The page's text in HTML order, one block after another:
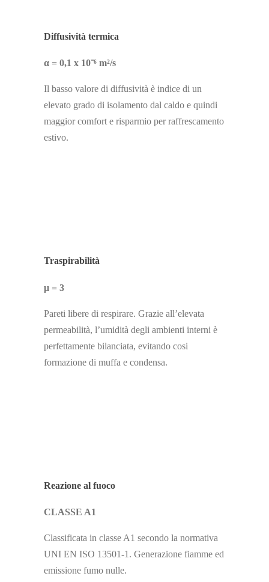
Diffusività termica
α = 0,1 x 10⁻⁶ m²/s
Il basso valore di diffusività è indice di un
elevato grado di isolamento dal caldo e quindi
maggior comfort e risparmio per raffrescamento
estivo.
Traspirabilità
μ = 3
Pareti libere di respirare. Grazie all’elevata
permeabilità, l’umidità degli ambienti interni è
perfettamente bilanciata, evitando cosi
formazione di muffa e condensa.
Reazione al fuoco
CLASSE A1
Classificata in classe A1 secondo la normativa
UNI EN ISO 13501-1. Generazione fiamme ed
emissione fumo nulle.